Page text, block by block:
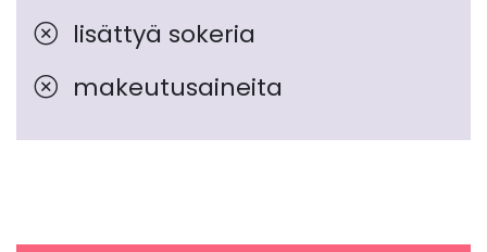
lisättyä sokeria
makeutusaineita